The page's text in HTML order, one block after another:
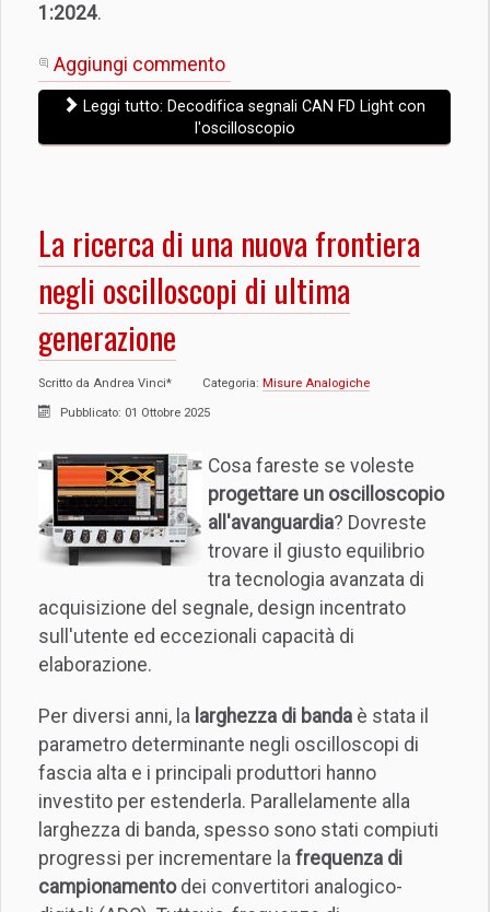
1:2024.
Aggiungi commento
Leggi tutto: Decodifica segnali CAN FD Light con
l'oscilloscopio
La ricerca di una nuova frontiera
negli oscilloscopi di ultima
generazione
Scritto da Andrea Vinci* Categoria: Misure Analogiche
Pubblicato: 01 Ottobre 2025
Cosa fareste se voleste
progettare un oscilloscopio
all'avanguardia? Dovreste
trovare il giusto equilibrio
tra tecnologia avanzata di
acquisizione del segnale, design incentrato
sull'utente ed eccezionali capacità di
elaborazione.
Per diversi anni, la larghezza di banda è stata il
parametro determinante negli oscilloscopi di
fascia alta e i principali produttori hanno
investito per estenderla. Parallelamente alla
larghezza di banda, spesso sono stati compiuti
progressi per incrementare la frequenza di
campionamentodei convertitori analogico-